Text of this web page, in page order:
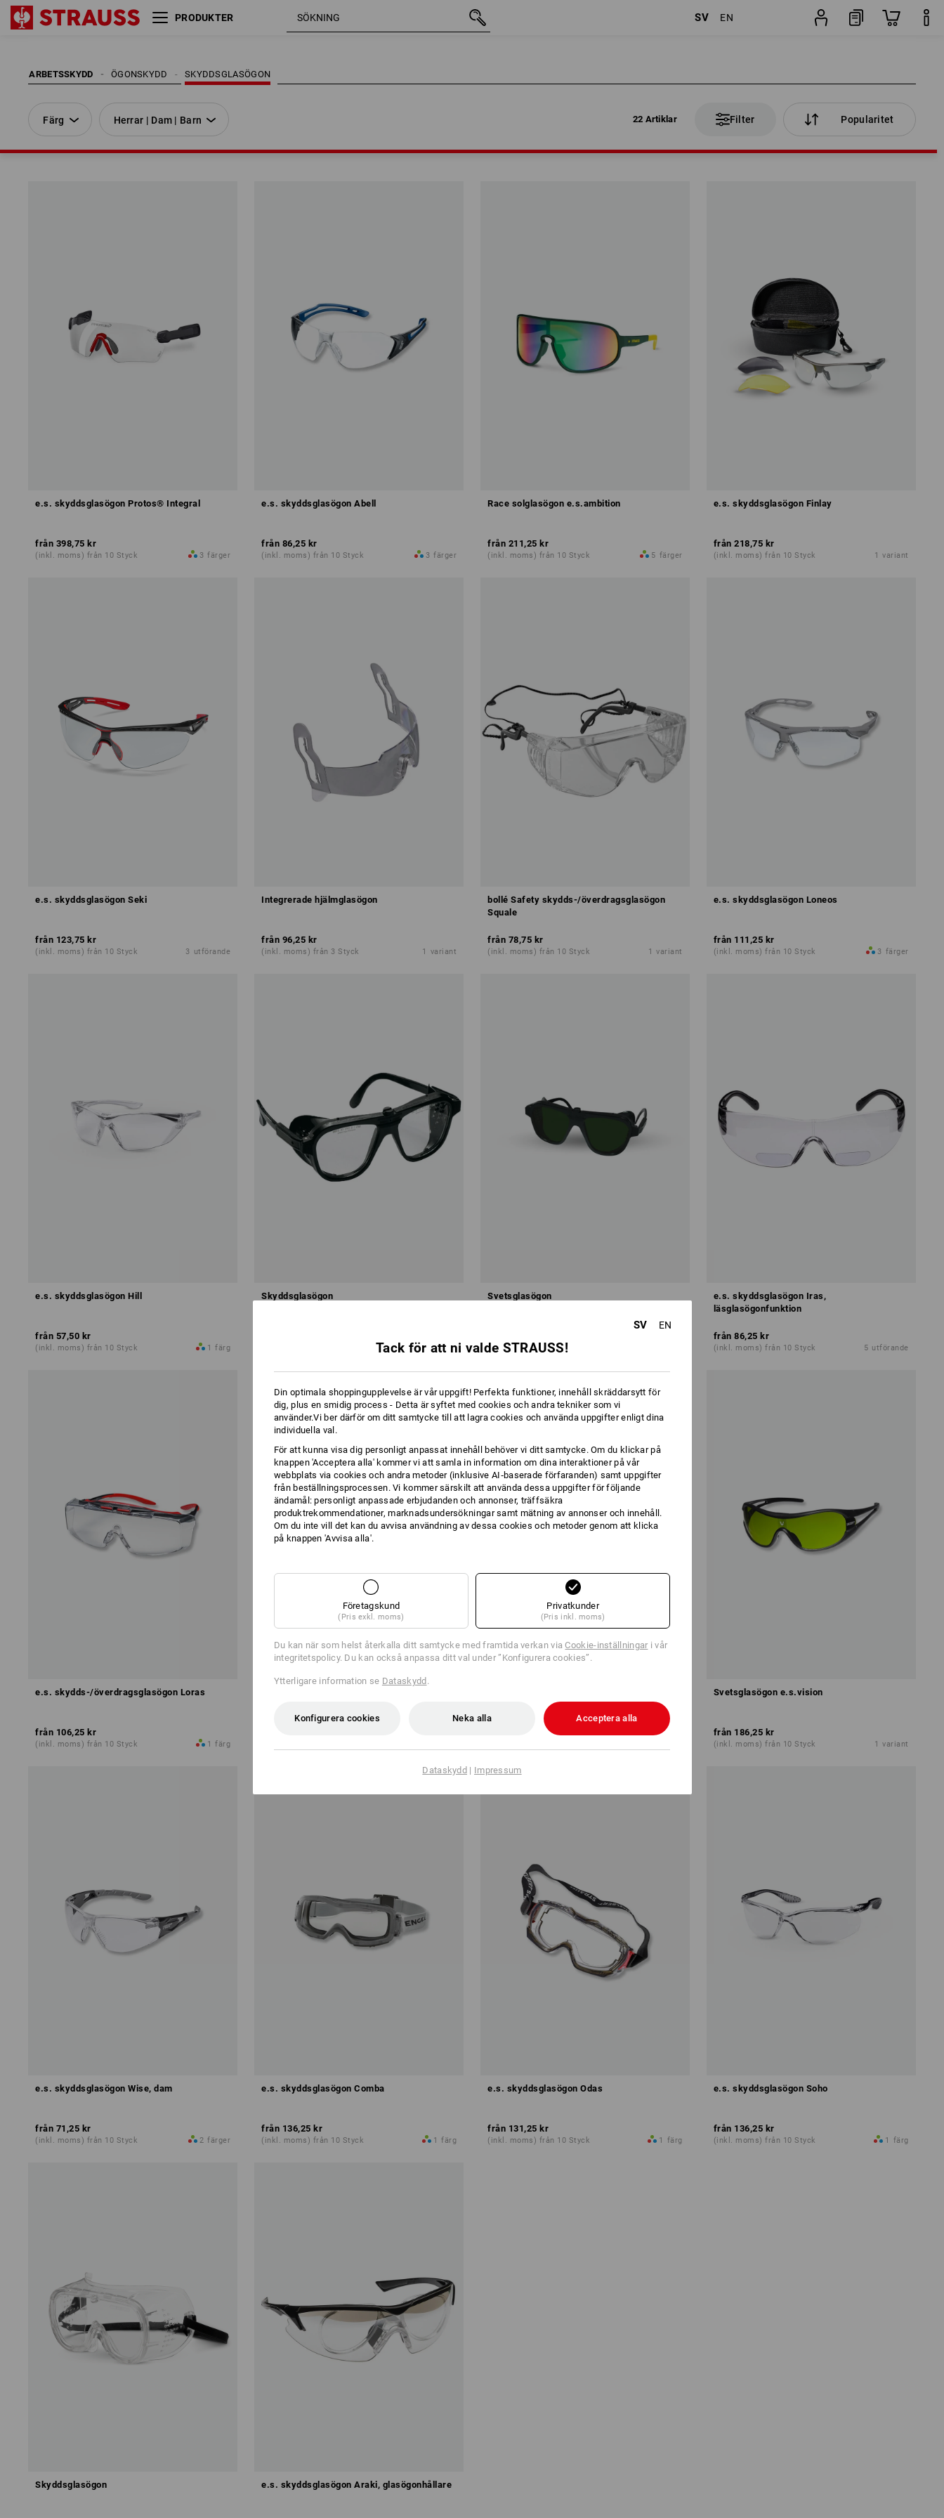
PRODUKTER SV EN
ARBETSSKYDD SKYDDSGLASÖGON
ÖGONSKYDD
Färg Herrar | Dam | Barn 22 Artiklar Filter Popularitet
Färg Herrar | Dam | Barn
e.s. skyddsglasögon Protos® Integral
från 398,75 kr
(inkl. moms) från 10 Styck 3 färger
e.s. skyddsglasögon Abell
från 86,25 kr
(inkl. moms) från 10 Styck 3 färger
Race solglasögon e.s.ambition
från 211,25 kr
(inkl. moms) från 10 Styck 5 färger
e.s. skyddsglasögon Finlay
från 218,75 kr
(inkl. moms) från 10 Styck 1 variant
e.s. skyddsglasögon Seki
från 123,75 kr
(inkl. moms) från 10 Styck 3 utförande
Integrerade hjälmglasögon
från 96,25 kr
(inkl. moms) från 3 Styck 1 variant
bollé Safety skydds-/överdragsglasögon
Squale
från 78,75 kr
(inkl. moms) från 10 Styck 1 variant
e.s. skyddsglasögon Loneos
från 111,25 kr
(inkl. moms) från 10 Styck 3 färger
e.s. skyddsglasögon Hill
från 57,50 kr
(inkl. moms) från 10 Styck 1 färg
Skyddsglasögon
1 variant
Svetsglasögon
(inkl. moms) från 10 Styck
e.s. skyddsglasögon Iras,
läsglasögonfunktion
från 86,25 kr
(inkl. moms) från 10 Styck 5 utförande
e.s. skydds-/överdragsglasögon Loras
från 106,25 kr
(inkl. moms) från 10 Styck 1 färg
136,25 kr
Svetsglasögon e.s.vision
från 186,25 kr
(inkl. moms) från 10 Styck 1 variant
e.s. skyddsglasögon Wise, dam
från 71,25 kr
(inkl. moms) från 10 Styck 2 färger
e.s. skyddsglasögon Comba
från 136,25 kr
(inkl. moms) från 10 Styck 1 färg
e.s. skyddsglasögon Odas
från 131,25 kr
(inkl. moms) från 10 Styck 1 färg
e.s. skyddsglasögon Soho
från 136,25 kr
(inkl. moms) från 10 Styck 1 färg
Skyddsglasögon e.s. skyddsglasögon Araki, glasögonhållare
SV EN
Tack för att ni valde STRAUSS!
Din optimala shoppingupplevelse är vår uppgift! Perfekta funktioner, innehåll skräddarsytt för
dig, plus en smidig process - Detta är syftet med cookies och andra tekniker som vi
använder.Vi ber därför om ditt samtycke till att lagra cookies och använda uppgifter enligt dina
individuella val.
För att kunna visa dig personligt anpassat innehåll behöver vi ditt samtycke. Om du klickar på
knappen 'Acceptera alla' kommer vi att samla in information om dina interaktioner på vår
webbplats via cookies och andra metoder (inklusive AI‑baserade förfaranden) samt uppgifter
från beställningsprocessen. Vi kommer särskilt att använda dessa uppgifter för följande
ändamål: personligt anpassade erbjudanden och annonser, träffsäkra
produktrekommendationer, marknadsundersökningar samt mätning av annonser och innehåll.
Om du inte vill det kan du avvisa användning av dessa cookies och metoder genom att klicka
på knappen 'Avvisa alla'.
Företagskund
(Pris exkl. moms)
Privatkunder
(Pris inkl. moms)
Du kan när som helst återkalla ditt samtycke med framtida verkan viaCookie-inställningar i vår
integritetspolicy. Du kan också anpassa ditt val under ”Konfigurera cookies”.
Ytterligare information se Dataskydd .
Konfigurera cookies Neka alla Acceptera alla
Dataskydd | Impressum